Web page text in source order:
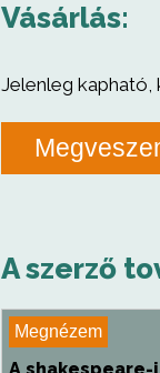
Vásárlás:
Jelenleg kapható,
A szerző
Megnézem